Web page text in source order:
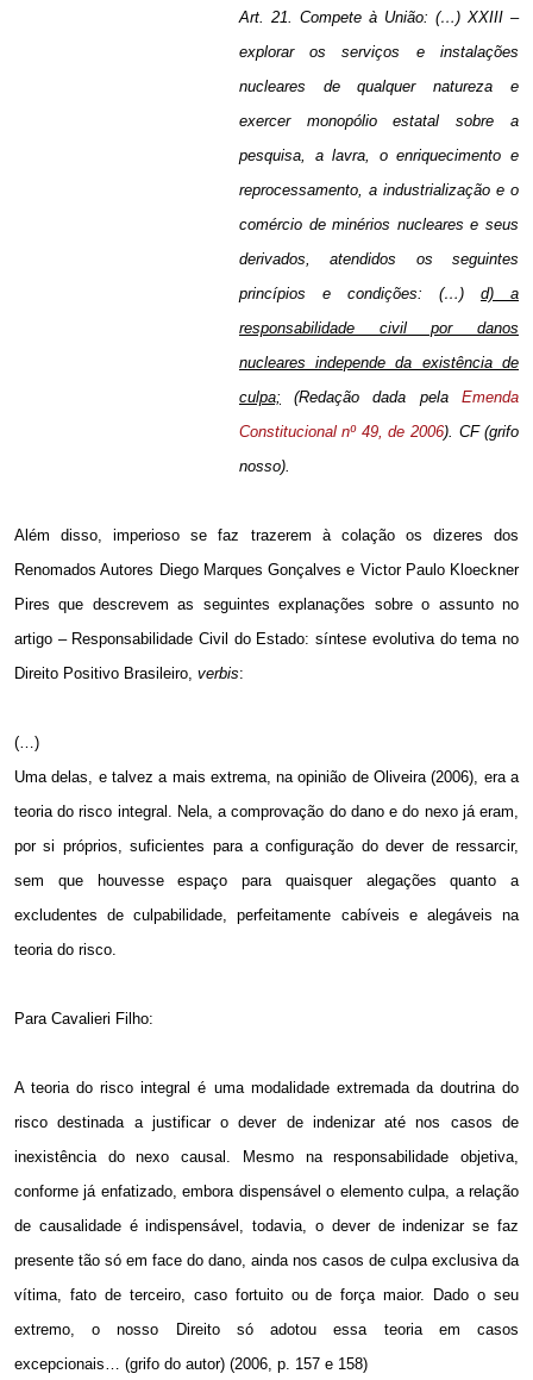
Art. 21. Compete à União: (…) XXIII –
explorar os serviços e instalações
nucleares de qualquer natureza e
exercer monopólio estatal sobre a
pesquisa, a lavra, o enriquecimento e
reprocessamento, a industrialização e o
comércio de minérios nucleares e seus
derivados, atendidos os seguintes
princípios e condições: (…) d) a
responsabilidade civil por danos
nucleares independe da existência de
culpa; (Redação dada pela Emenda
Constitucional nº 49, de 2006). CF (grifo
nosso).
Além disso, imperioso se faz trazerem à colação os dizeres dos
Renomados Autores Diego Marques Gonçalves e Victor Paulo Kloeckner
Pires que descrevem as seguintes explanações sobre o assunto no
artigo – Responsabilidade Civil do Estado: síntese evolutiva do tema no
Direito Positivo Brasileiro, verbis:
(…)
Uma delas, e talvez a mais extrema, na opinião de Oliveira (2006), era a
teoria do risco integral. Nela, a comprovação do dano e do nexo já eram,
por si próprios, suficientes para a configuração do dever de ressarcir,
sem que houvesse espaço para quaisquer alegações quanto a
excludentes de culpabilidade, perfeitamente cabíveis e alegáveis na
teoria do risco.
Para Cavalieri Filho:
A teoria do risco integral é uma modalidade extremada da doutrina do
risco destinada a justificar o dever de indenizar até nos casos de
inexistência do nexo causal. Mesmo na responsabilidade objetiva,
conforme já enfatizado, embora dispensável o elemento culpa, a relação
de causalidade é indispensável, todavia, o dever de indenizar se faz
presente tão só em face do dano, ainda nos casos de culpa exclusiva da
vítima, fato de terceiro, caso fortuito ou de força maior. Dado o seu
extremo, o nosso Direito só adotou essa teoria em casos
excepcionais… (grifo do autor) (2006, p. 157 e 158)